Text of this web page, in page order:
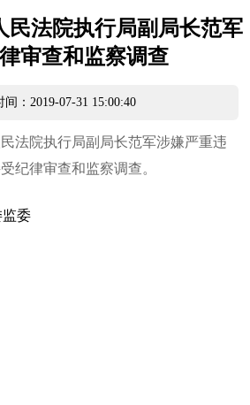
民法院执行局副局长范军
审查和监察调查
间：2019-07-31 15:00:40
法院执行局副局长范军涉嫌严重违
纪律审查和监察调查。
委